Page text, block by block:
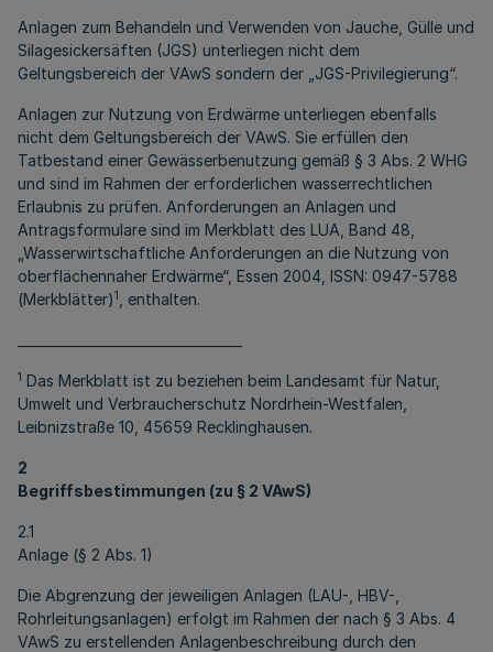
Anlagen zum Behandeln und Verwenden von Jauche, Gülle und
Silagesickersäften (JGS) unterliegen nicht dem
Geltungsbereich der VAwS sondern der „JGS-Privilegierung“.
Anlagen zur Nutzung von Erdwärme unterliegen ebenfalls
nicht dem Geltungsbereich der VAwS. Sie erfüllen den
Tatbestand einer Gewässerbenutzung gemäß § 3 Abs. 2 WHG
und sind im Rahmen der erforderlichen wasserrechtlichen
Erlaubnis zu prüfen. Anforderungen an Anlagen und
Antragsformulare sind im Merkblatt des LUA, Band 48,
„Wasserwirtschaftliche Anforderungen an die Nutzung von
oberflächennaher Erdwärme“, Essen 2004, ISSN: 0947-5788
(Merkblätter)1 , enthalten.
1 Das Merkblatt ist zu beziehen beim Landesamt für Natur,
Umwelt und Verbraucherschutz Nordrhein-Westfalen,
Leibnizstraße 10, 45659 Recklinghausen.
2
Begriffsbestimmungen (zu § 2 VAwS)
2.1
Anlage (§ 2 Abs. 1)
Die Abgrenzung der jeweiligen Anlagen (LAU-, HBV-,
Rohrleitungsanlagen) erfolgt im Rahmen der nach § 3 Abs. 4
VAwS zu erstellenden Anlagenbeschreibung durch den